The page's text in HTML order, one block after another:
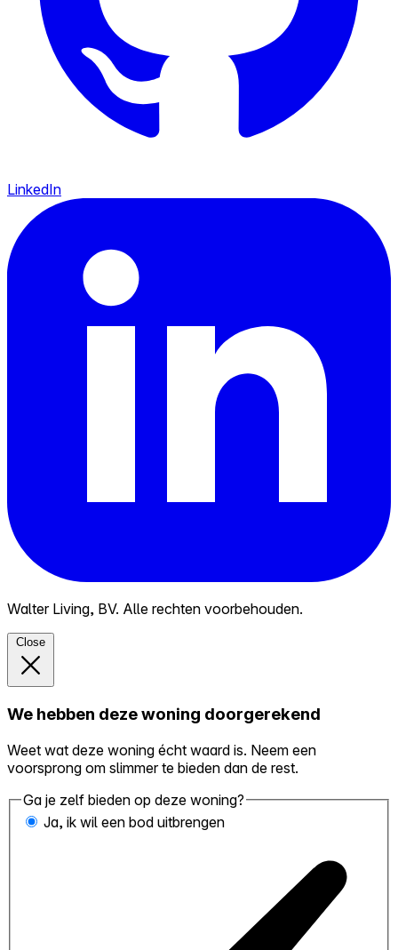
LinkedIn
Walter Living, BV. Alle rechten voorbehouden.
Close
We hebben deze woning doorgerekend
Weet wat deze woning écht waard is. Neem een
voorsprong om slimmer te bieden dan de rest.
Ga je zelf bieden op deze woning?
Ja, ik wil een bod uitbrengen